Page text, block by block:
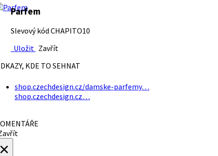
Parfem
Slevový kód CHAPITO10
Uložit Zavřít
KDE TO SEHNAT
shop.czechdesign.cz/damske-parfemy…
shop.czechdesign.cz…